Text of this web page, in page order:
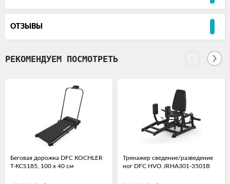
ОТЗЫВЫ
РЕКОМЕНДУЕМ ПОСМОТРЕТЬ
Беговая дорожка DFC KOCHLER
T-KCS185, 100 х 40 см
Тренажер сведение/разведение
ног DFC HVO JRHA301-3501B